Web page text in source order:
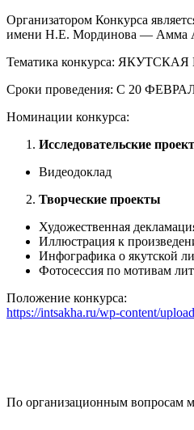
Организатором Конкурса
имени Н.Е. Мординова — Амма
Тематика конкурса:
Сроки проведения: С 20
Номинации конкурса:
Исследовательские
Видеодоклад
Творческие проекты
Художественная
Иллюстрация к
Инфографика о якутской
Фотосессия по мотивам
Положение конкурса:
https://intsakha.ru/wp-content/
По организационным вопросам